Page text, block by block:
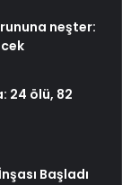
neşter:
24 ölü, 82
Başladı